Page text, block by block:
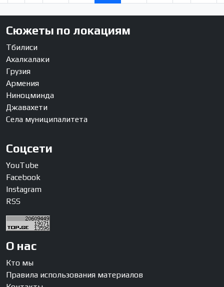
Сюжеты по локациям
Тбилиси
Ахалкалаки
Грузия
Армения
Ниноцминда
Джавахети
Села муниципалитета
Соцсети
YouTube
Facebook
Instagram
RSS
О нас
Кто мы
Правила использования материалов